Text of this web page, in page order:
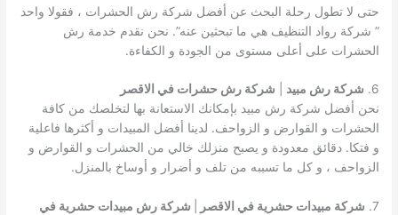
حتى لا تطول رحلة البحث عن أفضل شركة رش الحشرات ، فقولا واحد
” شركة رواد التنظيف هي ما تبحثين عنه”. نحن نقدم خدمة رش
الحشرات على أعلى مستوى من الجودة و الكفاءة.
6. شركة رش مبيد
شركة رش حشرات في الاقصر
نحن أفضل شركة رش مبيد بإمكانك الاستعانة بها لتخلصك من كافة
الحشرات و القوارض و الزواحف. لدينا أفضل المبيدات و أكثرها فاعلية
و فتكا. دقائق معدودة و يصبح منزلك خالي من الحشرات و القوارض و
الزواحف ، و كل ما تسببه من تلف و أضرار و أوساخ بالمنزل.
7. شركة مبيدات حشرية في الاقصر
شركة رش مبيدات حشرية في